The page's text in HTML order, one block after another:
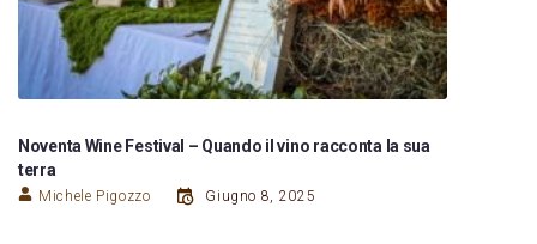
Noventa Wine Festival – Quando il vino racconta la sua
terra
Michele Pigozzo Giugno 8, 2025